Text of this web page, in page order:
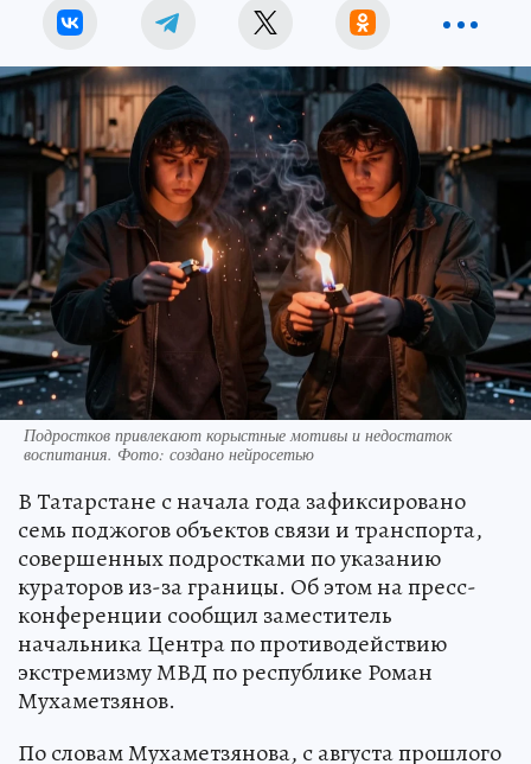
Подростков привлекают корыстные мотивы и недостаток
воспитания. Фото: создано нейросетью
В Татарстане с начала года зафиксировано
семь поджогов объектов связи и транспорта,
совершенных подростками по указанию
кураторов из-за границы. Об этом на пресс-
конференции сообщил заместитель
начальника Центра по противодействию
экстремизму МВД по республике Роман
Мухаметзянов.
По словам Мухаметзянова, с августа прошлого